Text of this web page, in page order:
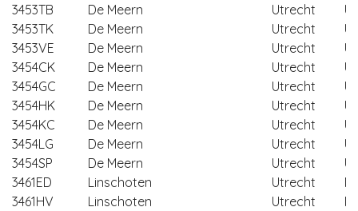
3453TB
De Meern Utrecht
3453TK
De Meern Utrecht
3453VE
De Meern Utrecht
3454CK
De Meern Utrecht
3454GC
De Meern Utrecht
3454HK
De Meern Utrecht
3454KC
De Meern Utrecht
3454LG
De Meern Utrecht
3454SP
De Meern Utrecht
3461ED
Linschoten Utrecht
3461HV
Linschoten Utrecht